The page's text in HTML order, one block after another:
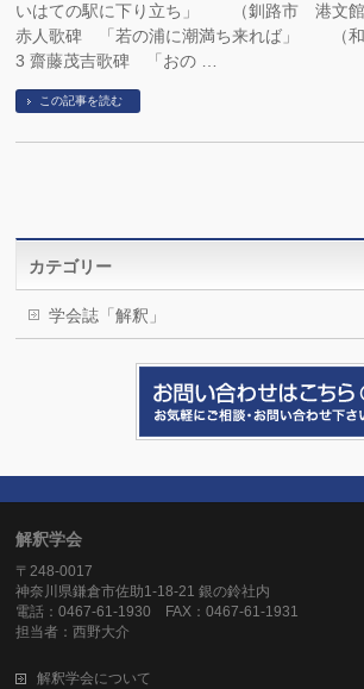
いはての駅に下り立ち」 （釧路市 港文館
赤人歌碑 「若の浦に潮満ち来れば」 （和
3 齋藤茂吉歌碑 「おの …
この記事を読む
カテゴリー
学会誌「解釈」
解釈学会
〒248-0017
神奈川県鎌倉市佐助1-18-21 銀の鈴社内
電話：0467-61-1930 FAX：0467-61-1931
担当者：西野大介
解釈学会について